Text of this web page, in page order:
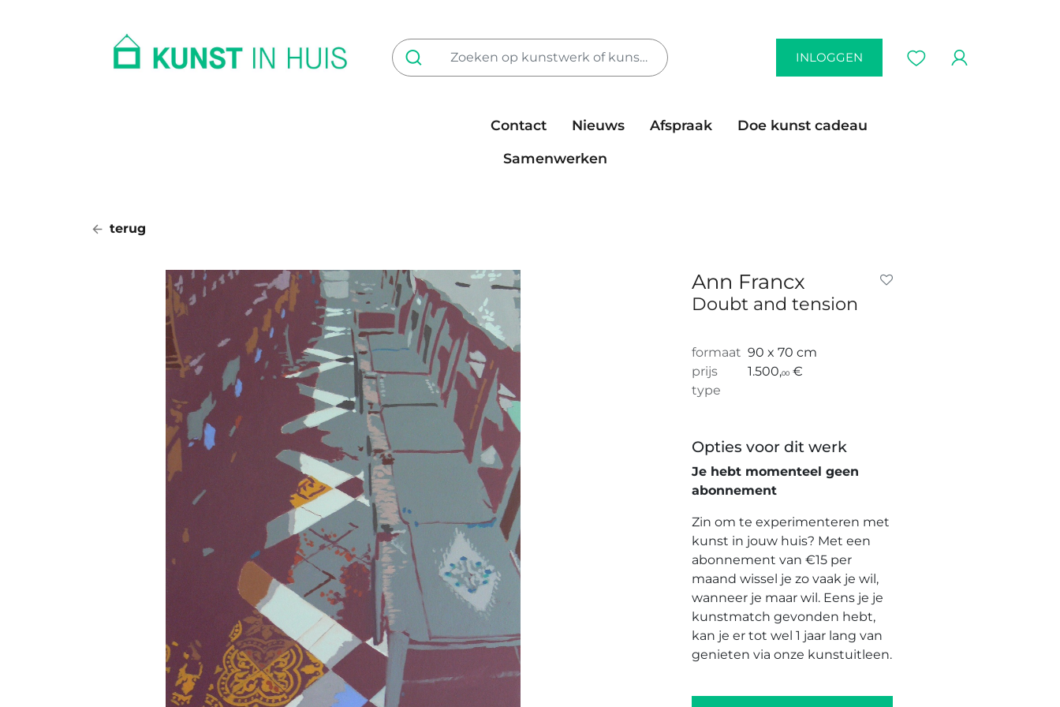
INLOGGEN
Contact Nieuws Afspraak
Doe kunst cadeau
Samenwerken
terug
Ann Francx
Doubt and tension
formaat 90 x 70 cm
prijs
1.500,00 €
type
Opties voor dit werk
Je hebt momenteel geen
abonnement
Zin om te experimenteren met
kunst in jouw huis? Met een
abonnement van €15 per
maand wissel je zo vaak je wil,
wanneer je maar wil. Eens je je
kunstmatch gevonden hebt,
kan je er tot wel 1 jaar lang van
genieten via onze kunstuitleen.